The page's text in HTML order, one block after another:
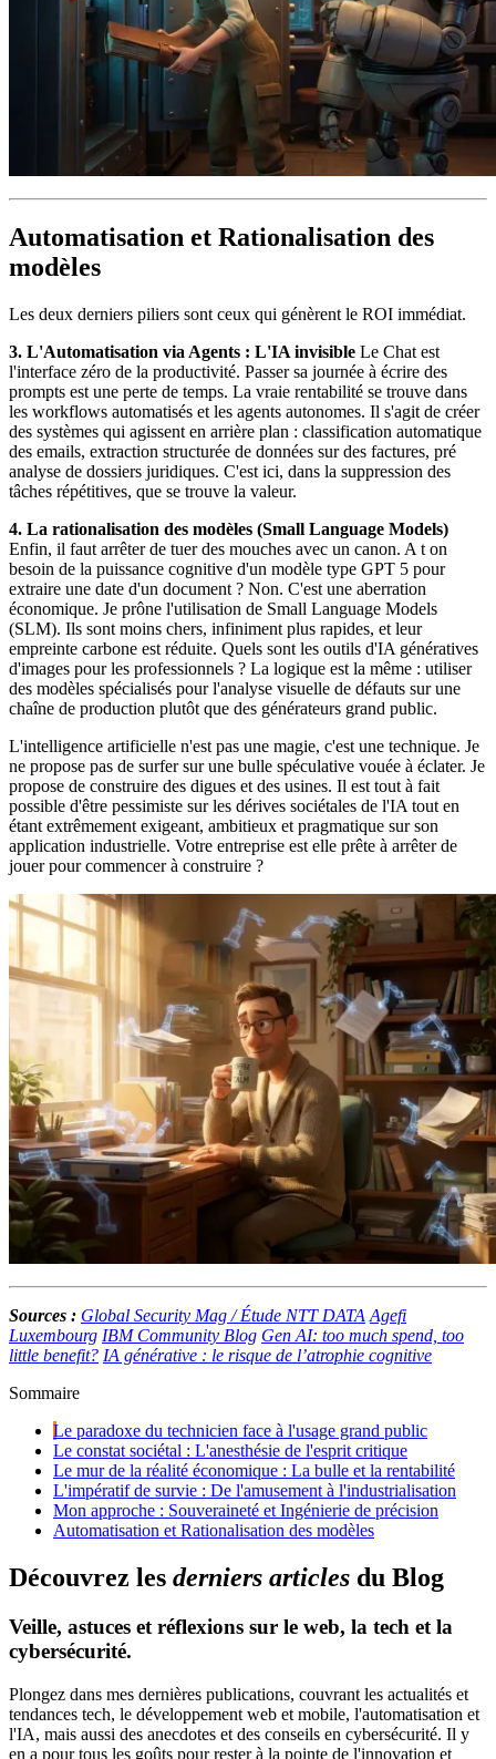
Automatisation et Rationalisation des
modèles
Les deux derniers piliers sont ceux qui génèrent le ROI immédiat.
3. L'Automatisation via Agents : L'IA invisible Le Chat est
l'interface zéro de la productivité. Passer sa journée à écrire des
prompts est une perte de temps. La vraie rentabilité se trouve dans
les workflows automatisés et les agents autonomes. Il s'agit de créer
des systèmes qui agissent en arrière plan : classification automatique
des emails, extraction structurée de données sur des factures, pré
analyse de dossiers juridiques. C'est ici, dans la suppression des
tâches répétitives, que se trouve la valeur.
4. La rationalisation des modèles (Small Language Models)
Enfin, il faut arrêter de tuer des mouches avec un canon. A t on
besoin de la puissance cognitive d'un modèle type GPT 5 pour
extraire une date d'un document ? Non. C'est une aberration
économique. Je prône l'utilisation de Small Language Models
(SLM). Ils sont moins chers, infiniment plus rapides, et leur
empreinte carbone est réduite. Quels sont les outils d'IA génératives
d'images pour les professionnels ? La logique est la même : utiliser
des modèles spécialisés pour l'analyse visuelle de défauts sur une
chaîne de production plutôt que des générateurs grand public.
L'intelligence artificielle n'est pas une magie, c'est une technique. Je
ne propose pas de surfer sur une bulle spéculative vouée à éclater. Je
propose de construire des digues et des usines. Il est tout à fait
possible d'être pessimiste sur les dérives sociétales de l'IA tout en
étant extrêmement exigeant, ambitieux et pragmatique sur son
application industrielle. Votre entreprise est elle prête à arrêter de
jouer pour commencer à construire ?
Sources : Global Security Mag / Étude NTT DATA Agefi
Luxembourg IBM Community Blog Gen AI: too much spend, too
little benefit? IA générative : le risque de l’atrophie cognitive
Sommaire
Le paradoxe du technicien face à l'usage grand public
Le constat sociétal : L'anesthésie de l'esprit critique
Le mur de la réalité économique : La bulle et la rentabilité
L'impératif de survie : De l'amusement à l'industrialisation
Mon approche : Souveraineté et Ingénierie de précision
Automatisation et Rationalisation des modèles
Découvrez les derniers articles du Blog
Veille, astuces et réflexions sur le web, la tech et la
cybersécurité.
Plongez dans mes dernières publications, couvrant les actualités et
tendances tech, le développement web et mobile, l'automatisation et
l'IA, mais aussi des anecdotes et des conseils en cybersécurité. Il y
en a pour tous les goûts pour rester à la pointe de l'innovation et